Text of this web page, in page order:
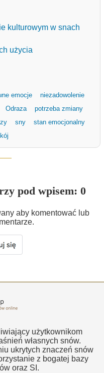
kulturowym w snach
użycia
emocje
niezadowolenie
Odraza
potrzeba zmiany
sny
stan emocjonalny
pod wpisem: 0
aby komentować lub
użytkownikom
własnych snów.
ukrytych znaczeń snów
z bogatej bazy
oraz SI.